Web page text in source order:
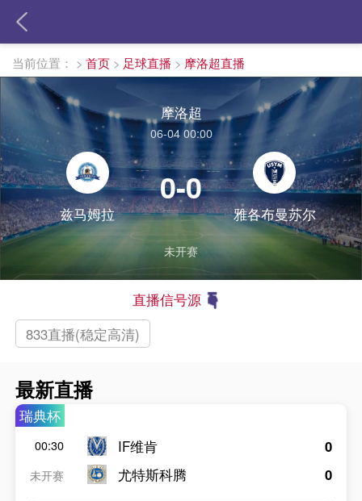
当前位置： > 首页 > 足球直播 > 摩洛超直播
摩洛超
06-04 00:00
兹马姆拉
0-0
雅各布曼苏尔
未开赛
直播信号源
833直播(稳定高清)
最新直播
瑞典杯
00:30
未开赛
IF维肯
尤特斯科腾
0
0